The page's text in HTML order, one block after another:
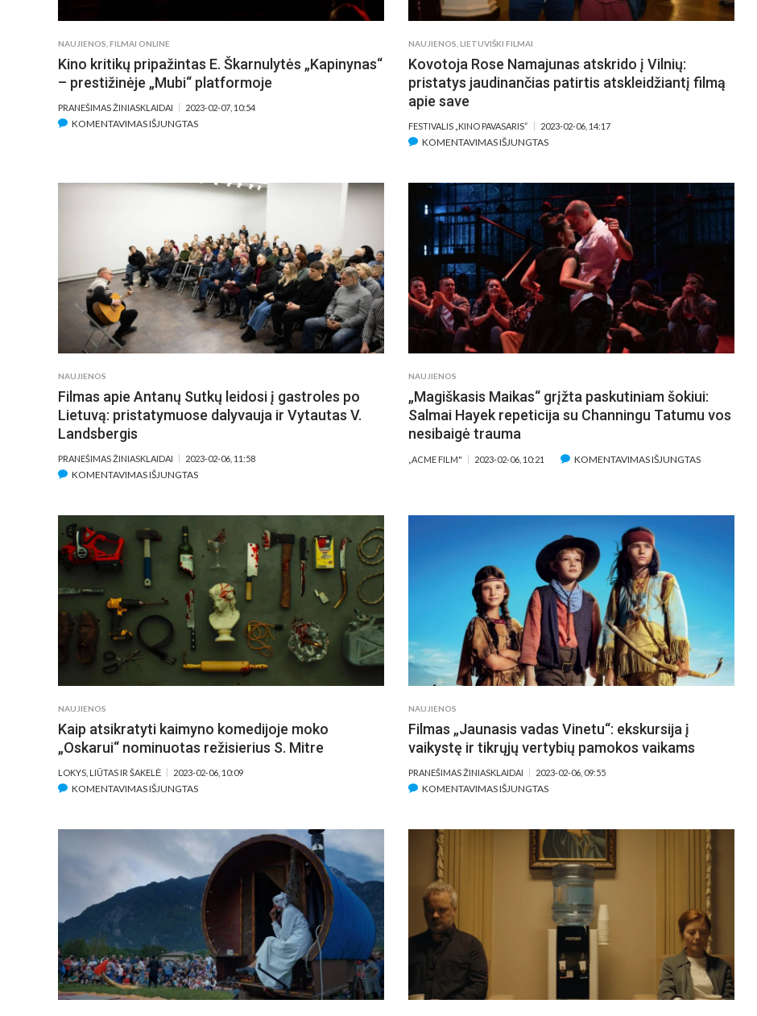
NAUJIENOS FILMAI ONLINE
Kino kritikų pripažintas E. Škarnulytės „Kapinynas“
– prestižinėje „Mubi“ platformoje
PRANEŠIMAS ŽINIASKLAIDAI 2023-02-07, 10:54
KOMENTAVIMAS IŠJUNGTASĮRAŠE
E.
„KAPINYNAS“
–
PRESTIŽINĖJE
„MUBI“
PLATFORMOJE
NAUJIENOS ,LIETUVIŠKI FILMAI
Kovotoja Rose Namajunas atskrido į Vilnių:
pristatys jaudinančias patirtis atskleidžiantį filmą
apie save
FESTIVALIS „KINO PAVASARIS“ 2023-02-06, 14:17
KOMENTAVIMAS IŠJUNGTASĮRAŠE
NAMAJUNAS
ATSKRIDO
Į
VILNIŲ:
PRISTATYS
JAUDINANČIAS
PATIRTIS
ATSKLEIDŽIANTĮ
NAUJIENOS
Filmas apie Antanų Sutkų leidosi į gastroles po
Lietuvą: pristatymuose dalyvauja ir Vytautas V.
Landsbergis
PRANEŠIMAS ŽINIASKLAIDAI 2023-02-06, 11:58
KOMENTAVIMAS IŠJUNGTASĮRAŠE
SUTKŲ
LEIDOSI
GASTROLES
LIETUVĄ:
PRISTATYMUOSE
DALYVAUJA
IR
LANDSBERGIS
NAUJIENOS
„Magiškasis Maikas“ grįžta paskutiniam šokiui:
Salmai Hayek repeticija su Channingu Tatumu vos
nesibaigė trauma
„ACME FILM" 2023-02-06, 10:21 KOMENTAVIMAS IŠJUNGTASĮRAŠE
TATUMU
VOS
NESIBAIGĖ
NAUJIENOS
Kaip atsikratyti kaimyno komedijoje moko
„Oskarui“ nominuotas režisierius S. Mitre
LOKYS, LIŪTAS IR ŠAKELĖ 2023-02-06, 10:09
KOMENTAVIMAS IŠJUNGTASĮRAŠE
KAIMYNO
KOMEDIJOJE
MOKO
„OSKARUI“
NOMINUOTAS
REŽISIERIUS
S.
MITRE
NAUJIENOS
Filmas „Jaunasis vadas Vinetu“: ekskursija į
vaikystę ir tikrųjų vertybių pamokos vaikams
PRANEŠIMAS ŽINIASKLAIDAI 2023-02-06, 09:55
KOMENTAVIMAS IŠJUNGTASĮRAŠE
VADAS
VINETU“:
EKSKURSIJA
VAIKYSTĘ
IR
TIKRŲJŲ
VERTYBIŲ
PAMOKOS